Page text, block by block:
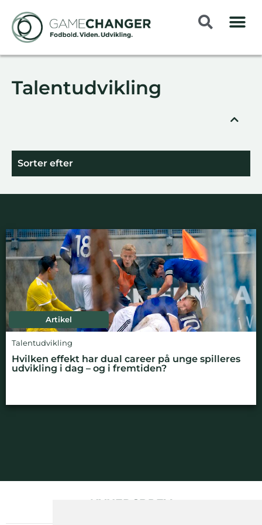
Talentudvikling
Sorter efter
Artikel
Talentudvikling
Hvilken effekt har dual career på unge spilleres
udvikling i dag – og i fremtiden?
NYHEDSBREV